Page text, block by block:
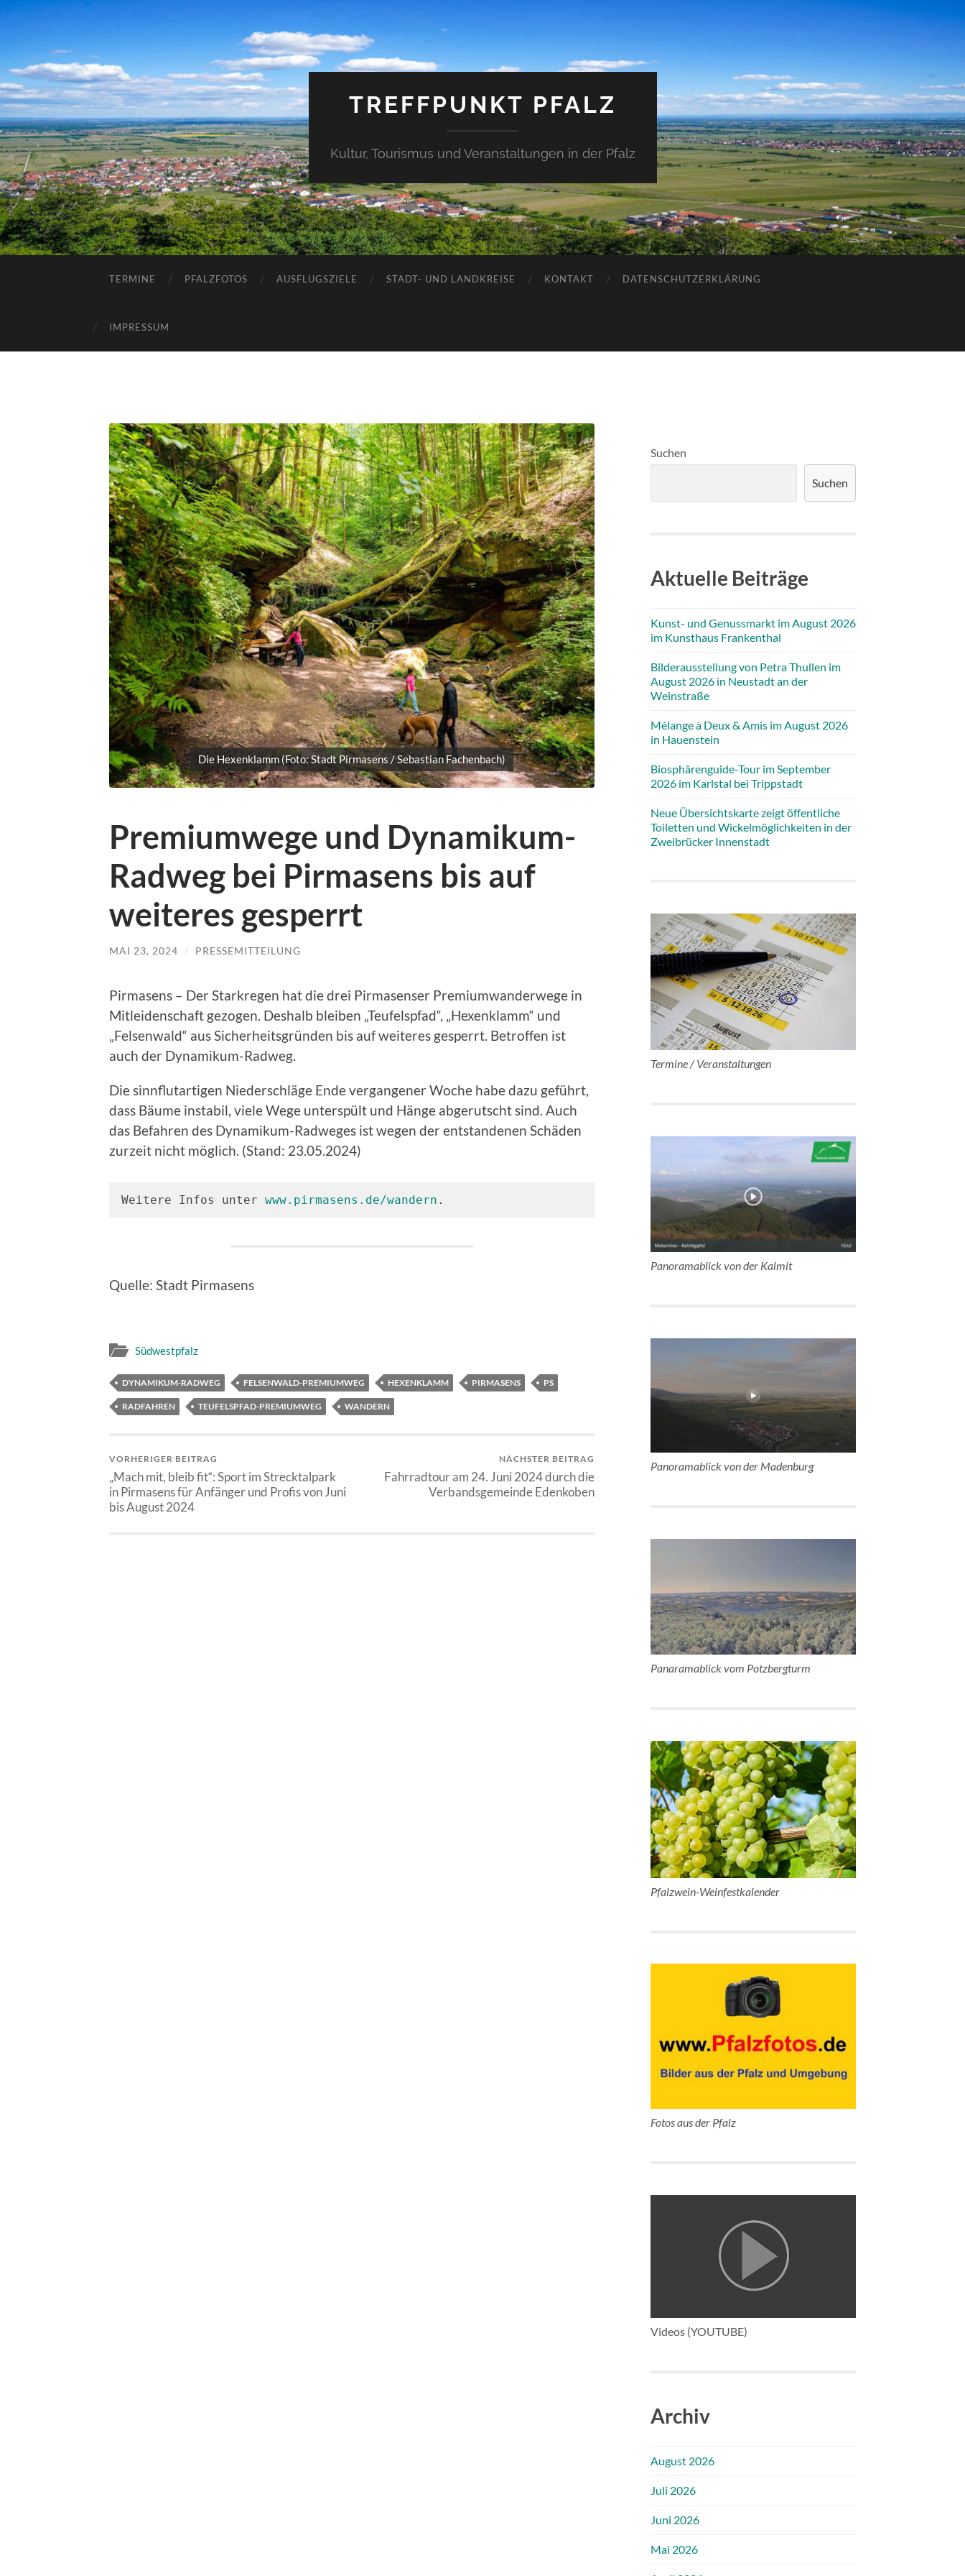
TREFFPUNKT PFALZ
Kultur, Tourismus und Veranstaltungen in der Pfalz
TERMINE PFALZFOTOS AUSFLUGSZIELE STADT- UND LANDKREISE KONTAKT DATENSCHUTZERKLÄRUNG
IMPRESSUM
Die Hexenklamm (Foto: Stadt Pirmasens / Sebastian Fachenbach)
Premiumwege und Dynamikum-
Radweg bei Pirmasens bis auf
weiteres gesperrt
MAI 23, 2024 / PRESSEMITTEILUNG
Pirmasens – Der Starkregen hat die drei Pirmasenser Premiumwanderwege in
Mitleidenschaft gezogen. Deshalb bleiben „Teufelspfad“, „Hexenklamm“ und
„Felsenwald“ aus Sicherheitsgründen bis auf weiteres gesperrt. Betroffen ist
auch der Dynamikum-Radweg.
Die sinnflutartigen Niederschläge Ende vergangener Woche habe dazu geführt,
dass Bäume instabil, viele Wege unterspült und Hänge abgerutscht sind. Auch
das Befahren des Dynamikum-Radweges ist wegen der entstandenen Schäden
zurzeit nicht möglich. (Stand: 23.05.2024)
Weitere Infos unter www.pirmasens.de/wandern .
Quelle: Stadt Pirmasens
Südwestpfalz
DYNAMIKUM-RADWEG FELSENWALD-PREMIUMWEG HEXENKLAMM PIRMASENS PS
RADFAHREN TEUFELSPFAD-PREMIUMWEG WANDERN
VORHERIGER BEITRAG
„Mach mit, bleib fit“: Sport im Strecktalpark
in Pirmasens für Anfänger und Profis von Juni
bis August 2024
NÄCHSTER BEITRAG
Fahrradtour am 24. Juni 2024 durch die
Verbandsgemeinde Edenkoben
Suchen
Suchen
Aktuelle Beiträge
Kunst- und Genussmarkt im August 2026
im Kunsthaus Frankenthal
Bilderausstellung von Petra Thullen im
August 2026 in Neustadt an der
Weinstraße
Mélange à Deux & Amis im August 2026
in Hauenstein
Biosphärenguide-Tour im September
2026 im Karlstal bei Trippstadt
Neue Übersichtskarte zeigt öffentliche
Toiletten und Wickelmöglichkeiten in der
Zweibrücker Innenstadt
Termine / Veranstaltungen
Panoramablick von der Kalmit
Panoramablick von der Madenburg
Panaramablick vom Potzbergturm
Pfalzwein-Weinfestkalender
Fotos aus der Pfalz
Videos (YOUTUBE)
Archiv
August 2026
Juli 2026
Juni 2026
Mai 2026